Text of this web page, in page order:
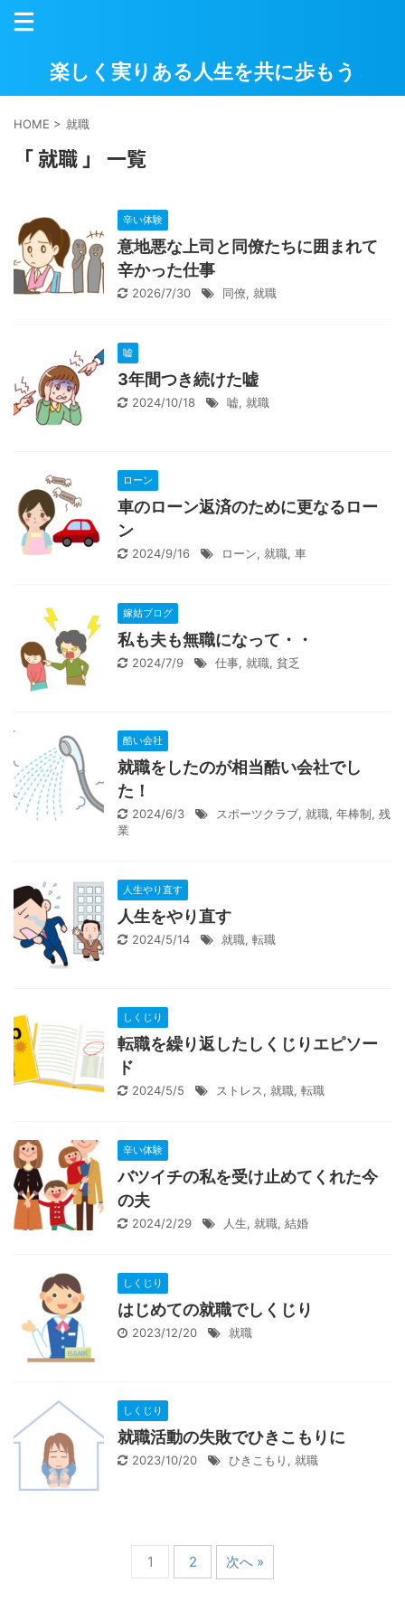
楽しく実りある人生を共に歩もう
HOME > 就職
「 就職 」 一覧
辛い体験
意地悪な上司と同僚たちに囲まれて
辛かった仕事
2026/7/30 同僚, 就職
嘘
3年間つき続けた嘘
2024/10/18 嘘, 就職
ローン
車のローン返済のために更なるロー
ン
2024/9/16 ローン, 就職, 車
嫁姑ブログ
私も夫も無職になって・・
2024/7/9 仕事, 就職, 貧乏
酷い会社
就職をしたのが相当酷い会社でし
た！
2024/6/3 スポーツクラブ, 就職, 年棒制, 残
業
人生やり直す
人生をやり直す
2024/5/14 就職, 転職
しくじり
転職を繰り返したしくじりエピソー
ド
2024/5/5 ストレス, 就職, 転職
辛い体験
バツイチの私を受け止めてくれた今
の夫
2024/2/29 人生, 就職, 結婚
しくじり
はじめての就職でしくじり
2023/12/20 就職
しくじり
就職活動の失敗でひきこもりに
2023/10/20 ひきこもり , 就職
1 2 次へ »